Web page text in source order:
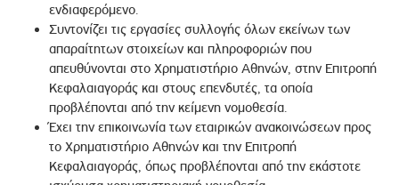
ενδιαφερόμενο.
Συντονίζει τις εργασίες συλλογής όλων εκείνων των
απαραίτητων στοιχείων και πληροφοριών που
απευθύνονται στο Χρηματιστήριο Αθηνών, στην Επιτροπή
Κεφαλαιαγοράς και στους επενδυτές, τα οποία
προβλέπονται από την κείμενη νομοθεσία.
Έχει την επικοινωνία των εταιρικών ανακοινώσεων προς
το Χρηματιστήριο Αθηνών και την Επιτροπή
Κεφαλαιαγοράς, όπως προβλέπονται από την εκάστοτε